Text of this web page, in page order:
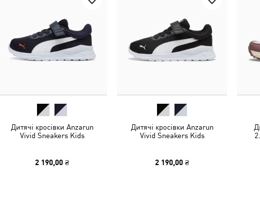
Дитячі кросівки Anzarun
Vivid Sneakers Kids
2 190,00 ₴
Дитячі кросівки Anzarun
Vivid Sneakers Kids
2 190,00 ₴